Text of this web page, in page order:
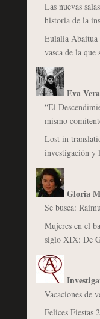
Las nuevas
historia de la
Eulalia
vasca de la que
Eva
“El
mismo
Lost in
investigación y
Gloria
Se busca:
Mujeres en el
siglo XIX: De
Vacaciones de
Felices Fiestas